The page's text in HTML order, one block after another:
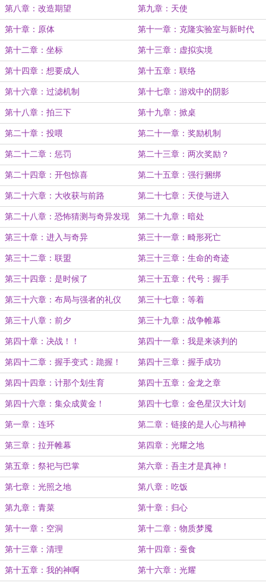
第八章：改造期望 第九章：天使
第十章：原体 第十一章：克隆实验室与新时代
第十二章：坐标 第十三章：虚拟实境
第十四章：想要成人 第十五章：联络
第十六章：过滤机制 第十七章：游戏中的阴影
第十八章：拍三下 第十九章：掀桌
第二十章：投喂 第二十一章：奖励机制
第二十二章：惩罚 第二十三章：两次奖励？
第二十四章：开包惊喜 第二十五章：强行捆绑
第二十六章：大收获与前路 第二十七章：天使与进入
第二十八章：恐怖猜测与奇异发现 第二十九章：暗处
第三十章：进入与奇异 第三十一章：畸形死亡
第三十二章：联盟 第三十三章：生命的奇迹
第三十四章：是时候了 第三十五章：代号：握手
第三十六章：布局与强者的礼仪 第三十七章：等着
第三十八章：前夕 第三十九章：战争帷幕
第四十章：决战！！ 第四十一章：我是来谈判的
第四十二章：握手变式：跪握！ 第四十三章：握手成功
第四十四章：计那个划生育 第四十五章：金龙之章
第四十六章：集众成黄金！ 第四十七章：金色星汉大计划
第一章：连环 第二章：链接的是人心与精神
第三章：拉开帷幕 第四章：光耀之地
第五章：祭祀与巴掌 第六章：吾主才是真神！
第七章：光照之地 第八章：吃饭
第九章：青菜 第十章：归心
第十一章：空洞 第十二章：物质梦魇
第十三章：清理 第十四章：蚕食
第十五章：我的神啊 第十六章：光耀